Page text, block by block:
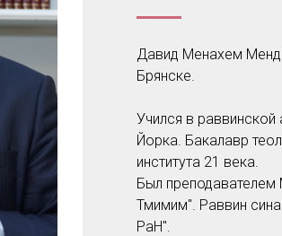
Давид Менахем
Брянске.
Учился в
Йорка. Бакалавр
института 21 века.
Был
Тмимим". Раввин
РаН".